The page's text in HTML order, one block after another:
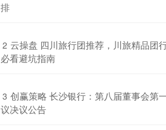
排
2 云操盘 四川旅行团推荐，川旅精品团
必看避坑指南
3 创赢策略 长沙银行：第八届董事会第
议决议公告